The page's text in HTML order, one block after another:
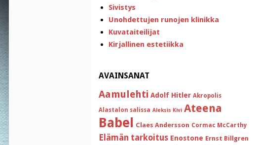
Sivistys
Unohdettujen runojen klinikka
Kuvataiteilijat
Kirjallinen estetiikka
AVAINSANAT
Aamulehti Adolf Hitler Akropolis
Alastalon salissa Aleksis Kivi Ateena
Babel Claes Andersson Cormac McCarthy
Elämän tarkoitus Enostone Ernst Billgren